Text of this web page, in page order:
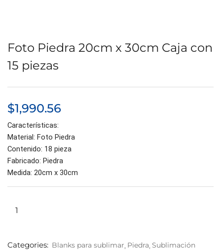
Foto Piedra 20cm x 30cm Caja con
15 piezas
$1,990.56
Características:
Material: Foto Piedra
Contenido: 18 pieza
Fabricado: Piedra
Medida: 20cm x 30cm
Categories: Blanks para sublimar Piedra Sublimación